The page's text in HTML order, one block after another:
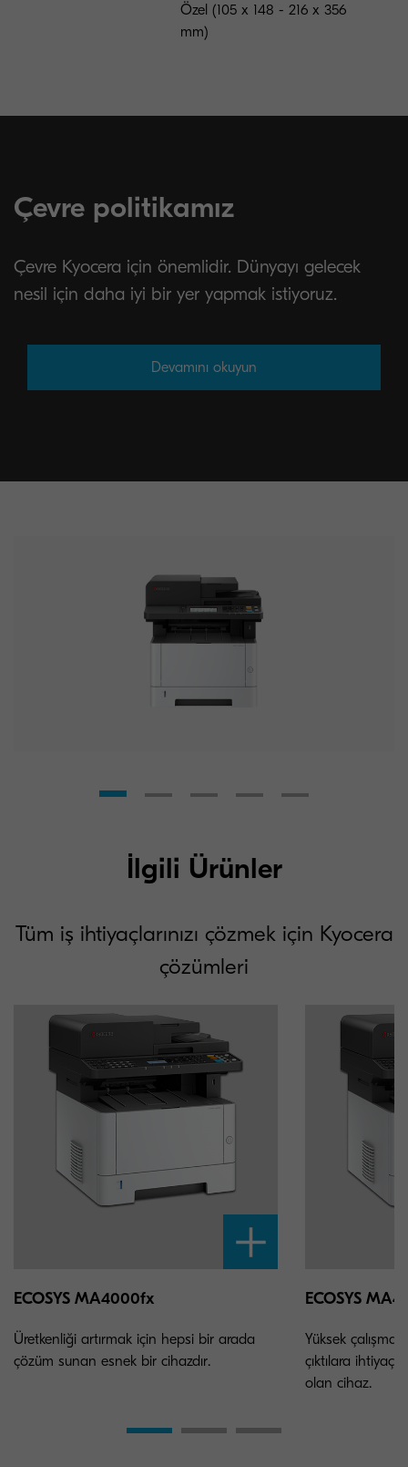
Özel (105 x 148 - 216 x 356
mm)
Çevre politikamız
Çevre Kyocera için önemlidir. Dünyayı gelecek
nesil için daha iyi bir yer yapmak istiyoruz.
Devamını okuyun
İlgili Ürünler
Tüm iş ihtiyaçlarınızı çözmek için Kyocera
çözümleri
ECOSYS MA4000fx
Üretkenliği artırmak için hepsi bir arada
çözüm sunan esnek bir cihazdır.
ECOSYS
Yüksek çalışma
çıktılara ihtiyaç
olan cihaz.